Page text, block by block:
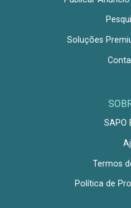
Soluções
SAPO
Termos
Política de